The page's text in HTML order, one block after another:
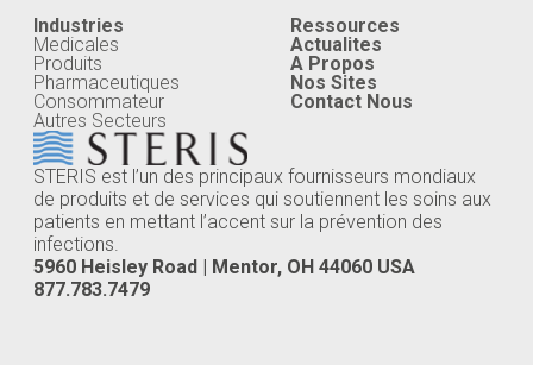
STERIS est l’un des principaux fournisseurs mondiaux
de produits et de services qui soutiennent les soins aux
patients en mettant l’accent sur la prévention des
infections.
5960 Heisley Road | Mentor, OH 44060 USA
877.783.7479
Industries
Medicales
Produits
Pharmaceutiques
Consommateur
Autres Secteurs
Ressources
Actualites
A Propos
Nos Sites
Contact Nous